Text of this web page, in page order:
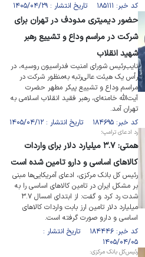
کد خبر: ۱۸۵۱۱۱ تاریخ انتشار : ۱۴۰۵/۰۴/۲۹
حضور دیمیتری مدودف در تهران برای
شرکت در مراسم وداع و تشییع رهبر
شهید انقلاب
نایب‌رئیس شورای امنیت فدراسیون روسیه، در
رأس یک هیئت عالی‌رتبه به‌منظور شرکت در
مراسم وداع و تشییع پیکر مطهر حضرت
آیت‌الله خامنه‌ای، رهبر فقید انقلاب اسلامی به
تهران آمد.
کد خبر: ۱۸۴۶۹۵ تاریخ انتشار : ۱۴۰۵/۰۴/۱۲
رد ادعای ترامپ؛
همتی: ۳.۷ میلیارد دلار برای واردات
کالاهای اساسی و دارو تامین شده است
رئیس کل بانک مرکزی، ادعای آمریکایی‌ها مبنی
بر مشکل ایران در تامین کالا‌های اساسی را به
شدت رد کرد و گفت: از ابتدای امسال ۳.۷
میلیارد دلار تامین ارز بابت واردات کالا‌های
اساسی و دارو صورت گرفته است.
کد خبر: ۱۸۴۴۴۶ تاریخ انتشار :
۱۴۰۵/۰۴/۰۵
رئیس‌کل بانک مرکزی: